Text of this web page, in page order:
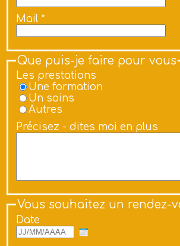
Mail *
Que puis-je faire pour vous
Les prestations
Une formation
Un soins
Autres
Précisez - dites moi en plus
Vous souhaitez un rendez-
Date